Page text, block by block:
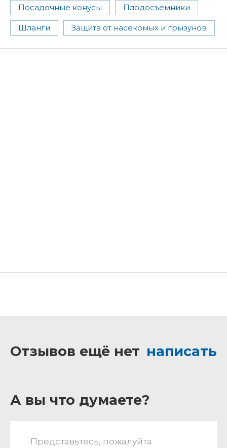
Посадочные конусы Плодосъемники
Шланги Защита от насекомых и грызунов
Отзывов ещё нет написать
А вы что думаете?